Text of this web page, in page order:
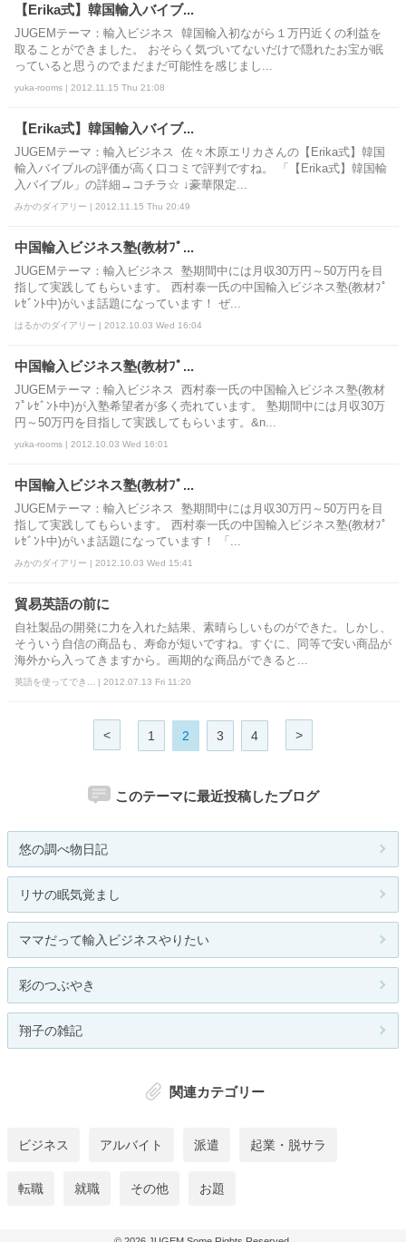
【Erika式】韓国輸入バイブ...
JUGEMテーマ：輸入ビジネス 韓国輸入初ながら１万円近くの利益を
取ることができました。 おそらく気づいてないだけで隠れたお宝が眠
っていると思うのでまだまだ可能性を感じまし...
yuka-rooms | 2012.11.15 Thu 21:08
【Erika式】韓国輸入バイブ...
JUGEMテーマ：輸入ビジネス 佐々木原エリカさんの【Erika式】韓国
輸入バイブルの評価が高く口コミで評判ですね。 「【Erika式】韓国輸
入バイブル」の詳細→コチラ☆ ↓豪華限定...
みかのダイアリー | 2012.11.15 Thu 20:49
中国輸入ビジネス塾(教材ﾌﾟ...
JUGEMテーマ：輸入ビジネス 塾期間中には月収30万円～50万円を目
指して実践してもらいます。 西村泰一氏の中国輸入ビジネス塾(教材ﾌﾟ
ﾚｾﾞﾝﾄ中)がいま話題になっています！ ぜ...
はるかのダイアリー | 2012.10.03 Wed 16:04
中国輸入ビジネス塾(教材ﾌﾟ...
JUGEMテーマ：輸入ビジネス 西村泰一氏の中国輸入ビジネス塾(教材
ﾌﾟﾚｾﾞﾝﾄ中)が入塾希望者が多く売れています。 塾期間中には月収30万
円～50万円を目指して実践してもらいます。&n...
yuka-rooms | 2012.10.03 Wed 16:01
中国輸入ビジネス塾(教材ﾌﾟ...
JUGEMテーマ：輸入ビジネス 塾期間中には月収30万円～50万円を目
指して実践してもらいます。 西村泰一氏の中国輸入ビジネス塾(教材ﾌﾟ
ﾚｾﾞﾝﾄ中)がいま話題になっています！ 「...
みかのダイアリー | 2012.10.03 Wed 15:41
貿易英語の前に
自社製品の開発に力を入れた結果、素晴らしいものができた。しかし、
そういう自信の商品も、寿命が短いですね。すぐに、同等で安い商品が
海外から入ってきますから。画期的な商品ができると...
英語を使ってでき... | 2012.07.13 Fri 11:20
< 1 2 3 4 >
このテーマに最近投稿したブログ
悠の調べ物日記
リサの眠気覚まし
ママだって輸入ビジネスやりたい
彩のつぶやき
翔子の雑記
関連カテゴリー
ビジネス アルバイト 派遣 起業・脱サラ
転職 就職 その他 お題